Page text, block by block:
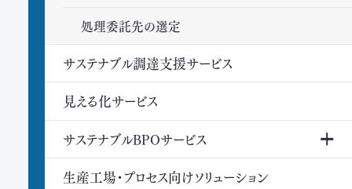
処理委託先の選定
サステナブル調達支援サービス
見える化サービス
サステナブルBPOサービス
生産工場・プロセス向けソリューション